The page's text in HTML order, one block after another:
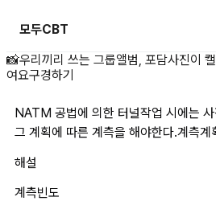
모두CBT
NATM 공법에 의한
📸우리끼리 쓰는 그룹앨범, 포담사진이
여요구경하기
NATM 공법에 의한 터널작업 시에는
그 계획에 따른 계측을 해야한다.계측
해설
계측빈도